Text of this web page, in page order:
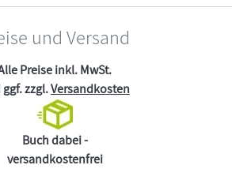
und Versand
Preise inkl. MwSt.
zzgl.Versandkosten
Buch dabei -
versandkostenfrei